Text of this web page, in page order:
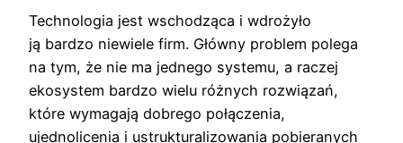
Technologia jest wschodząca i wdrożyło
ją bardzo niewiele firm. Główny problem polega
na tym, że nie ma jednego systemu, a raczej
ekosystem bardzo wielu różnych rozwiązań,
które wymagają dobrego połączenia,
ujednolicenia i ustrukturalizowania pobieranych